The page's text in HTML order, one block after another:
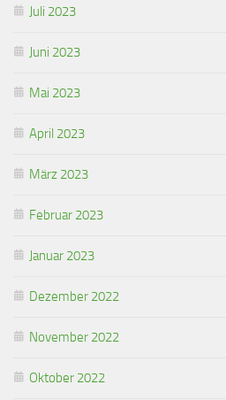
Juli 2023
Juni 2023
Mai 2023
April 2023
März 2023
Februar 2023
Januar 2023
Dezember 2022
November 2022
Oktober 2022